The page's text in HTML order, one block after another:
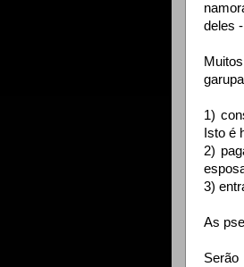
deles
1)
Isto é
2)
3)
As
Serão